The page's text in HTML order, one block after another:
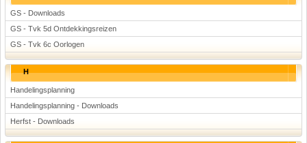
GS - Downloads
GS - Tvk 5d Ontdekkingsreizen
GS - Tvk 6c Oorlogen
H
Handelingsplanning
Handelingsplanning - Downloads
Herfst - Downloads